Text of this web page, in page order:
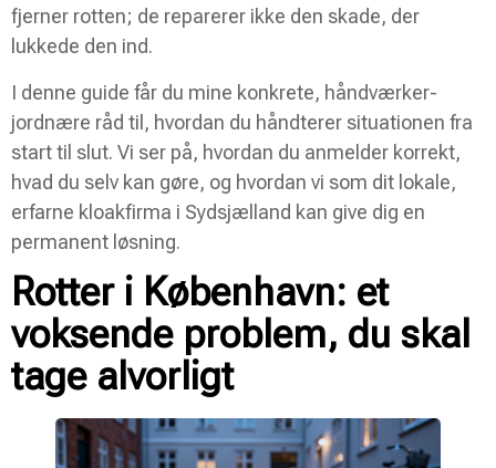
fjerner rotten; de reparerer ikke den skade, der
lukkede den ind.
I denne guide får du mine konkrete, håndværker-
jordnære råd til, hvordan du håndterer situationen fra
start til slut. Vi ser på, hvordan du anmelder korrekt,
hvad du selv kan gøre, og hvordan vi som dit lokale,
erfarne kloakfirma i Sydsjælland kan give dig en
permanent løsning.
Rotter i København: et
voksende problem, du skal
tage alvorligt